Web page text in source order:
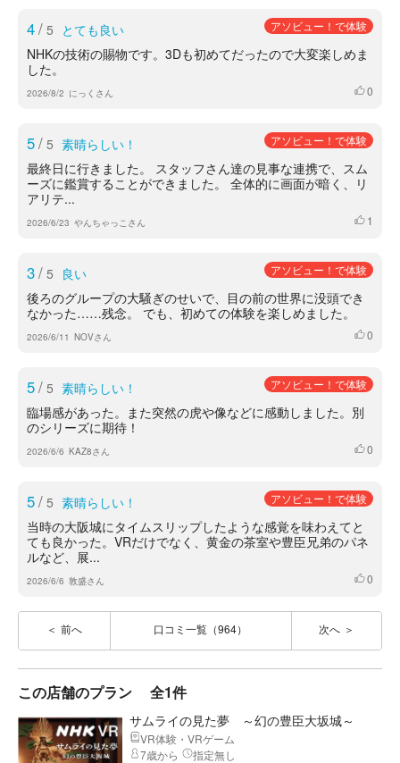
4/ 5 とても良い アソビュー！で体験
NHKの技術の賜物です。3Dも初めてだったので大変楽しめま
した。
2026/8/2 にっくさん いいね
0
5/ 5 素晴らしい！ アソビュー！で体験
最終日に行きました。 スタッフさん達の見事な連携で、スム
ーズに鑑賞することができました。 全体的に画面が暗く、リ
アリテ...
2026/6/23 やんちゃっこさん いいね
1
3/ 5 良い アソビュー！で体験
後ろのグループの大騒ぎのせいで、目の前の世界に没頭でき
なかった……残念。 でも、初めての体験を楽しめました。
2026/6/11 NOVさん いいね
0
5/ 5 素晴らしい！ アソビュー！で体験
臨場感があった。また突然の虎や像などに感動しました。別
のシリーズに期待！
2026/6/6 KAZ8さん いいね
0
5/ 5 素晴らしい！ アソビュー！で体験
当時の大阪城にタイムスリップしたような感覚を味わえてと
ても良かった。VRだけでなく、黄金の茶室や豊臣兄弟のパネ
ルなど、展...
2026/6/6 敦盛さん いいね
0
前へ 口コミ一覧（964） 次へ
この店舗のプラン 全1件
サムライの見た夢 ～幻の豊臣大坂城～
VR体験・VRゲーム
7歳から
指定無し